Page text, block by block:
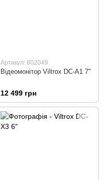
Артикул: 802049
Відеомонітор Viltrox DC-A1 7"
12 499 грн